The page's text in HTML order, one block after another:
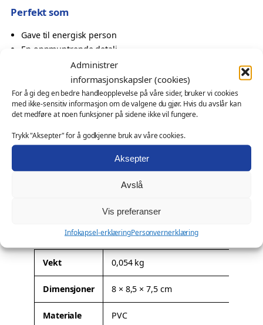
Administrer
informasjonskapsler (cookies)
For å gi deg en bedre handleopplevelse på våre sider, bruker vi cookies
med ikke-sensitiv informasjon om de valgene du gjør. Hvis du avslår kan
det medføre at noen funksjoner på sidene ikke vil fungere.
Trykk "Aksepter" for å godkjenne bruk av våre cookies.
Aksepter
Avslå
Vis preferanser
Infokapsel-erklæringPersonvernerklæring
v
k
k
u
c
k
a
n
Perfekt som
Gave til energisk person
En oppmuntrende detalj
Oppmerksomhet med positivt budskap
Samlerobjekt med uttrykk
Også velegnet som
messeartikkel og kampanjeprodukt
Ønsker du profilering?
spesialtilpasning. Les mer om mulighetene her:
Tilleggsinformasjon
A
t
t
ri
b
e
Vekt 0,054 kg
Dimensjoner 8 × 8,5 × 7,5 cm
Materiale PVC